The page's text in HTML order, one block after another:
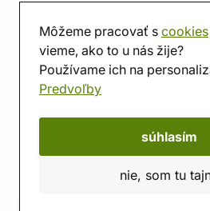
Môžeme pracovať s cookies
vieme, ako to u nás žije?
Používame ich na
Predvoľby
súhlasím
nie, som tu
Predajňa
Herňa
O nás
Hodnotenie obchodu